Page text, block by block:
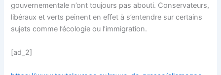
gouvernementale n’ont toujours pas abouti. Conservateurs,
libéraux et verts peinent en effet à s’entendre sur certains
sujets comme l’écologie ou l’immigration.
[ad_2]